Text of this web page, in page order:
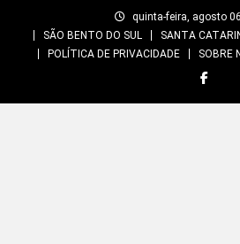
quinta-feira, agosto
SÃO BENTO DO SUL
SANTA
POLÍTICA DE PRIVACIDADE
SOBRE